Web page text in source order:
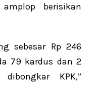
berisikan
sebesar Rp 246
79 kardus dan 2
KPK,”